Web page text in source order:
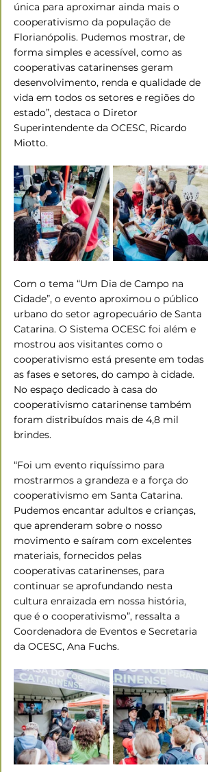
única para aproximar ainda mais o
cooperativismo da população de
Florianópolis. Pudemos mostrar, de
forma simples e acessível, como as
cooperativas catarinenses geram
desenvolvimento, renda e qualidade de
vida em todos os setores e regiões do
estado”, destaca o Diretor
Superintendente da OCESC, Ricardo
Miotto.
Com o tema “Um Dia de Campo na
Cidade”, o evento aproximou o público
urbano do setor agropecuário de Santa
Catarina. O Sistema OCESC foi além e
mostrou aos visitantes como o
cooperativismo está presente em todas
as fases e setores, do campo à cidade.
No espaço dedicado à casa do
cooperativismo catarinense também
foram distribuídos mais de 4,8 mil
brindes.
“Foi um evento riquíssimo para
mostrarmos a grandeza e a força do
cooperativismo em Santa Catarina.
Pudemos encantar adultos e crianças,
que aprenderam sobre o nosso
movimento e saíram com excelentes
materiais, fornecidos pelas
cooperativas catarinenses, para
continuar se aprofundando nesta
cultura enraizada em nossa história,
que é o cooperativismo”, ressalta a
Coordenadora de Eventos e Secretaria
da OCESC, Ana Fuchs.